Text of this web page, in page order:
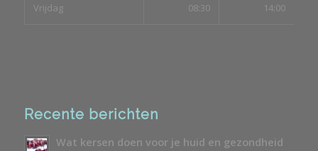
Vrijdag 08:30 14:00
Recente berichten
Wat kersen doen voor je huid en gezondheid